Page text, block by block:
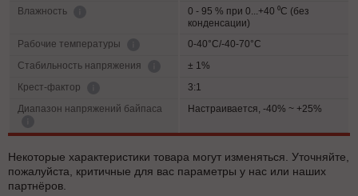
Влажность
0 - 95 % при 0...+40 ⁰С (без
конденсации)
Рабочие температуры
0-40°C/-40-70°C
Cтабильность напряжения
± 1%
Крест-фактор
3:1
Диапазон напряжений байпаса
Настраивается, -40% ~ +25%
Некоторые характеристики товара могут изменяться. Уточняйте,
пожалуйста, критичные для вас параметры у нас или наших
партнёров.